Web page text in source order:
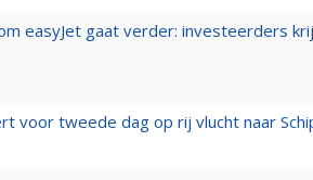
easyJet gaat verder: investeerders
voor tweede dag op rij vlucht naar